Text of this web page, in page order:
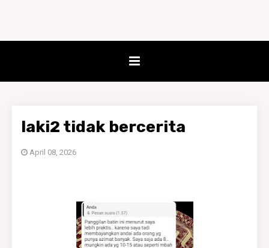
laki2 tidak bercerita
April 08, 2026